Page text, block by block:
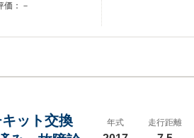
価：－
ット交換
年式 走行距離